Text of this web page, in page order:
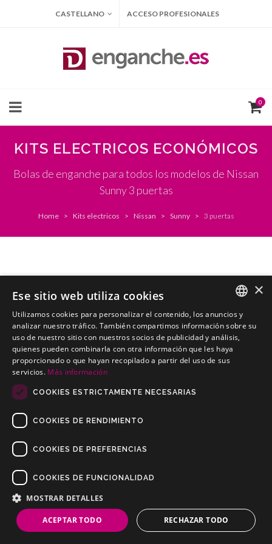
CASTELLANO ACCESO PROFESIONALES
0
KITS ELECTRICOS ECONÓMICOS
Bolas de enganche para todos los modelos de Nissan
Sunny 3 puertas
Home Kits electricos Nissan Sunny 3 puertas
NISSAN Sunny 3 Puertas 01-01-1994 a 31-12-
1997
Kits electricos económicos para NISSAN Sunny 3 Puertas 01-01-
1994 a 31-12-1997
Copyrights © 2019 Todos los Derechos Reservados Dilusur, S.L.
Condiciones de Venta /
Política de Privacidad
/Política de Cookies
SPANISH
PORTUGUESE
×
Ese sitio web utiliza cookies
Utilizamos cookies para personalizar el contenido, los anuncios y
analizar nuestro tráfico. También compartimos información sobre su
uso de nuestro sitio con nuestros socios de publicidad y análisis,
quienes pueden combinarla con otra información que les haya
proporcionado o que hayan recopilado a partir del uso de sus
servicios. Más información
COOKIES ESTRICTAMENTE NECESARIAS
COOKIES DE RENDIMIENTO
COOKIES DE PREFERENCIAS
COOKIES DE FUNCIONALIDAD
MOSTRAR DETALLES
ACEPTAR TODO RECHAZAR TODO